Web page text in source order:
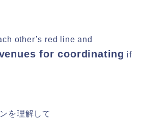
other’s red line and
for coordinating if
を理解して